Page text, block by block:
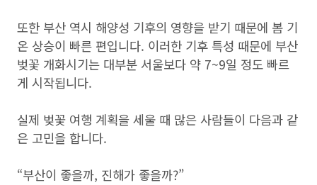
또한 부산 역시 해양성 기후의 영향을 받기 때문에 봄 기
온 상승이 빠른 편입니다. 이러한 기후 특성 때문에 부산
벚꽃 개화시기는 대부분 서울보다 약 7~9일 정도 빠르
게 시작됩니다.
실제 벚꽃 여행 계획을 세울 때 많은 사람들이 다음과 같
은 고민을 합니다.
“부산이 좋을까, 진해가 좋을까?”